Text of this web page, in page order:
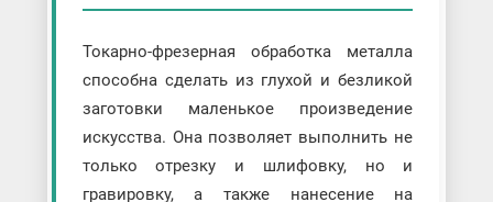
Токарно-фрезерная обработка металла
способна сделать из глухой и безликой
заготовки маленькое произведение
искусства. Она позволяет выполнить не
только отрезку и шлифовку, но и
гравировку, а также нанесение на